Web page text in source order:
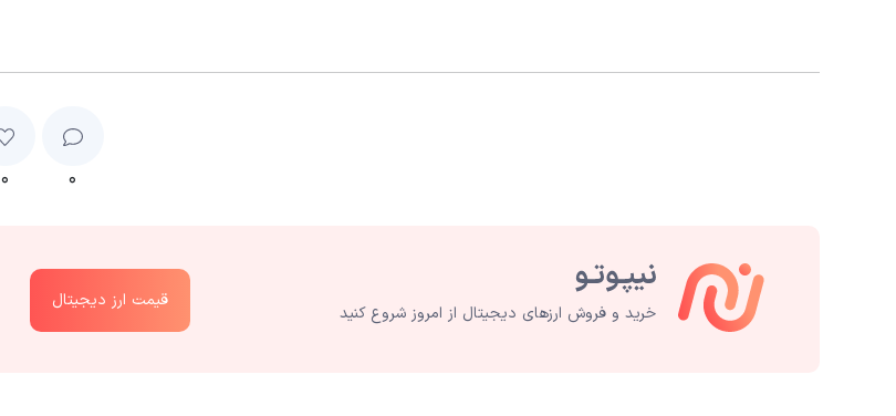
۰ ۰
خرید و فروش ارزهای دیجیتال از امروز شروع کنید
قیمت ارز دیجیتال